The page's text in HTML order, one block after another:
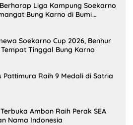
Liga Kampung Soekarno
Bung Karno di Bumi
Soekarno Cup 2026, Benhur
Tinggal Bung Karno
Pattimura Raih 9 Medali di Satria
Ambon Raih Perak SEA
Nama Indonesia